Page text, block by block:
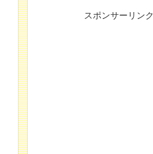
スポンサーリンク